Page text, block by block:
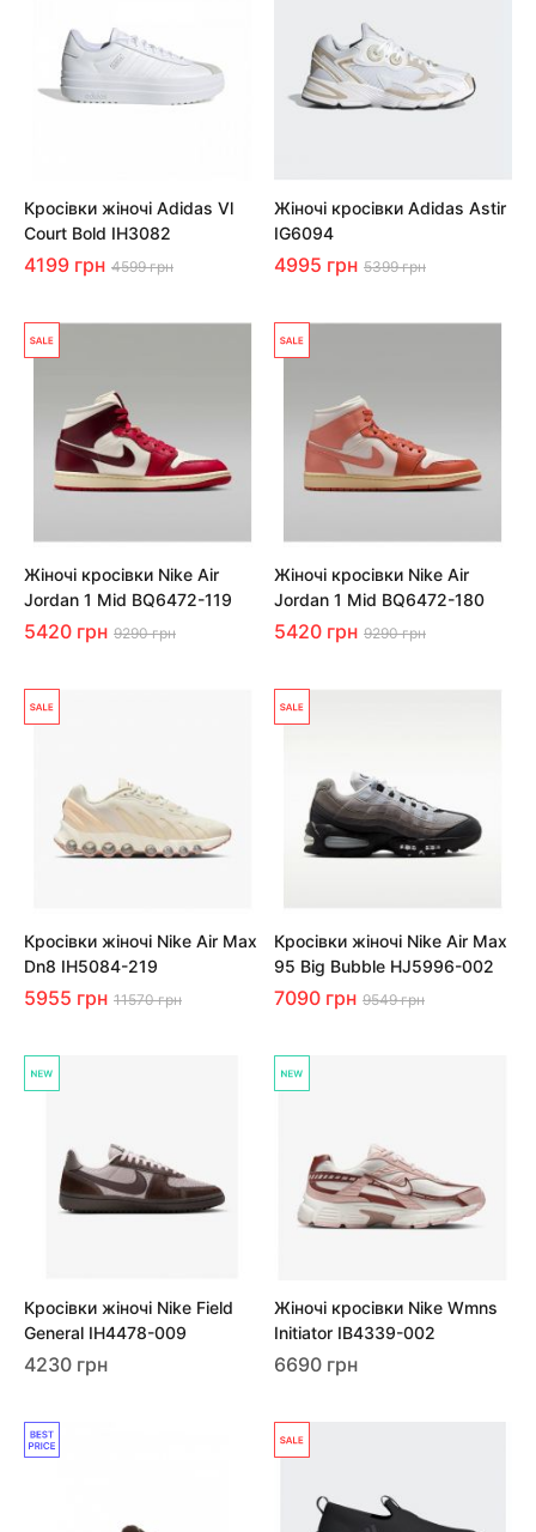
Кросівки жіночі Adidas Vl
Court Bold IH3082
4199 грн 4599 грн
Жіночі кросівки Adidas Astir
IG6094
4995 грн 5399 грн
Жіночі кросівки Nike Air
Jordan 1 Mid BQ6472-119
5420 грн 9290 грн
Жіночі кросівки Nike Air
Jordan 1 Mid BQ6472-180
5420 грн 9290 грн
Кросівки жіночі Nike Air Max
Dn8 IH5084-219
5955 грн 11570 грн
Кросівки жіночі Nike Air Max
95 Big Bubble HJ5996-002
7090 грн 9549 грн
Кросівки жіночі Nike Field
General IH4478-009
4230 грн
Жіночі кросівки Nike Wmns
Initiator IB4339-002
6690 грн